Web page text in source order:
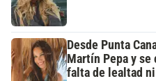
Desde Punta
Martín Pepa y
falta de lealtad